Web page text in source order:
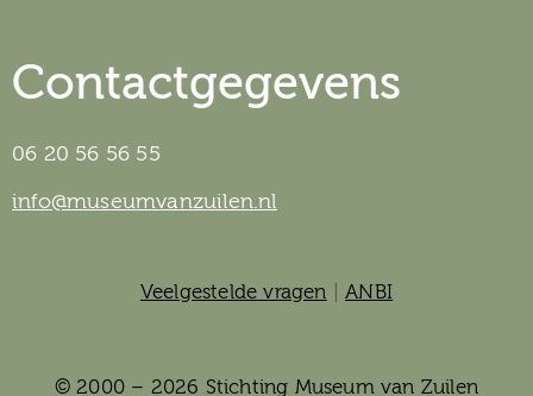
Contactgegevens
06 20 56 56 55
info@museumvanzuilen.nl
Veelgestelde vragen ANBI
© 2000 – 2026 Stichting Museum van Zuilen